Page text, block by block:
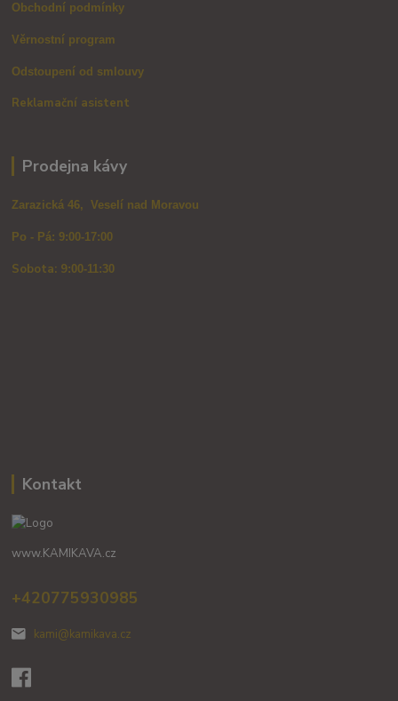
Obchodní podmínky
Věrnostní program
Odstoupení od smlouvy
Reklamační asistent
Prodejna kávy
Zarazická 46, Veselí nad Moravou
Po - Pá: 9:00-17:00
Sobota: 9:00-11:30
Kontakt
www.KAMIKAVA.cz
+420775930985
kami@kamikava.cz